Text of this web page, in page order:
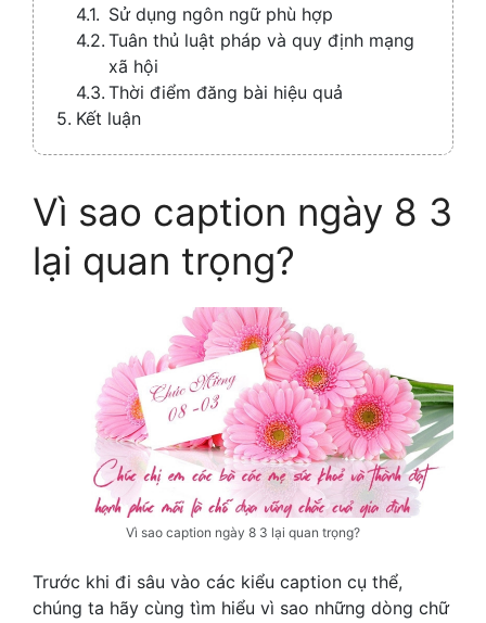
Sử dụng ngôn ngữ phù hợp
Tuân thủ luật pháp và quy định mạng
xã hội
Thời điểm đăng bài hiệu quả
Kết luận
Vì sao caption ngày 8 3
lại quan trọng?
Vì sao caption ngày 8 3 lại quan trọng?
Trước khi đi sâu vào các kiểu caption cụ thể,
chúng ta hãy cùng tìm hiểu vì sao những dòng chữ